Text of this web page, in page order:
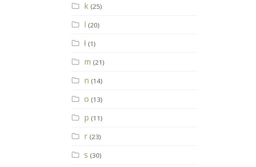
k (25)
l (20)
ł (1)
m (21)
n (14)
o (13)
p (11)
r (23)
s (30)